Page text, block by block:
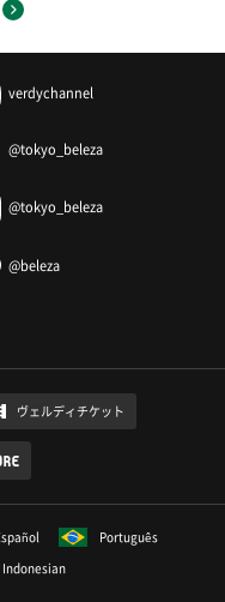
verdychannel
@tokyo_beleza
@tokyo_beleza
@beleza
ヴェルディチケット
Português
Indonesian